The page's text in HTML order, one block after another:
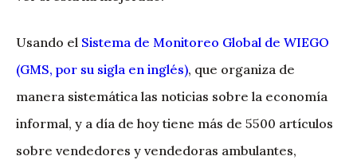
Usando el Sistema de Monitoreo Global de WIEGO
(GMS, por su sigla en inglés), que organiza de
manera sistemática las noticias sobre la economía
informal, y a día de hoy tiene más de 5500 artículos
sobre vendedores y vendedoras ambulantes,